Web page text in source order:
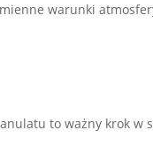
warunki
to ważny krok w